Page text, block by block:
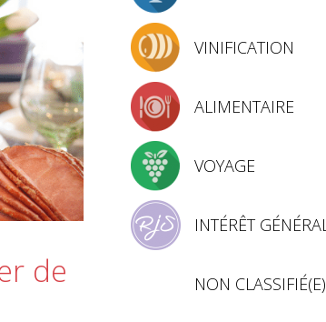
de
VINIFICATION
ALIMENTAIRE
VOYAGE
INTÉRÊT GÉNÉRAL
NON CLASSIFIÉ(E)